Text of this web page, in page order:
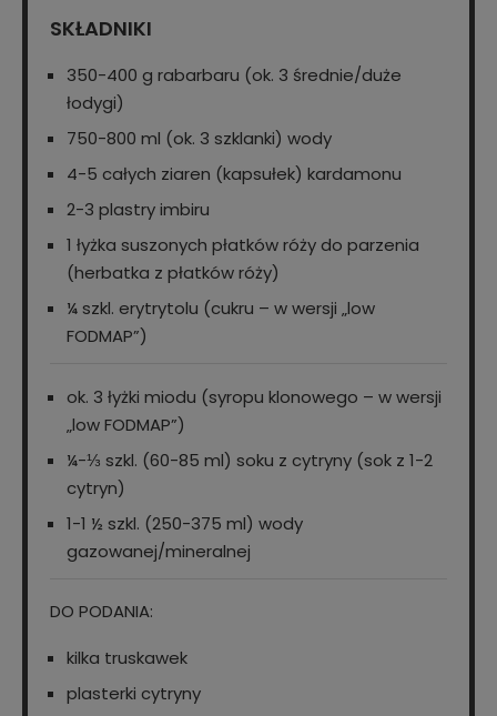
SKŁADNIKI
350-400 g rabarbaru (ok. 3 średnie/duże
łodygi)
750-800 ml (ok. 3 szklanki) wody
4-5 całych ziaren (kapsułek) kardamonu
2-3 plastry imbiru
1 łyżka suszonych płatków róży do parzenia
(herbatka z płatków róży)
¼ szkl. erytrytolu (cukru – w wersji „low
FODMAP”)
ok. 3 łyżki miodu (syropu klonowego – w wersji
„low FODMAP”)
¼-⅓ szkl. (60-85 ml) soku z cytryny (sok z 1-2
cytryn)
1-1 ½ szkl. (250-375 ml) wody
gazowanej/mineralnej
DO PODANIA:
kilka truskawek
plasterki cytryny